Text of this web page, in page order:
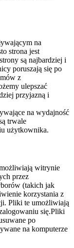
na
strona jest
są najbardziej i
poruszają się po
z
ulepszać
przyjazną i
na wydajność
trwale
użytkownika.
witrynie
przez
(takich jak
korzystania z
Pliki te umożliwiają
się.Pliki
po
na komputerze